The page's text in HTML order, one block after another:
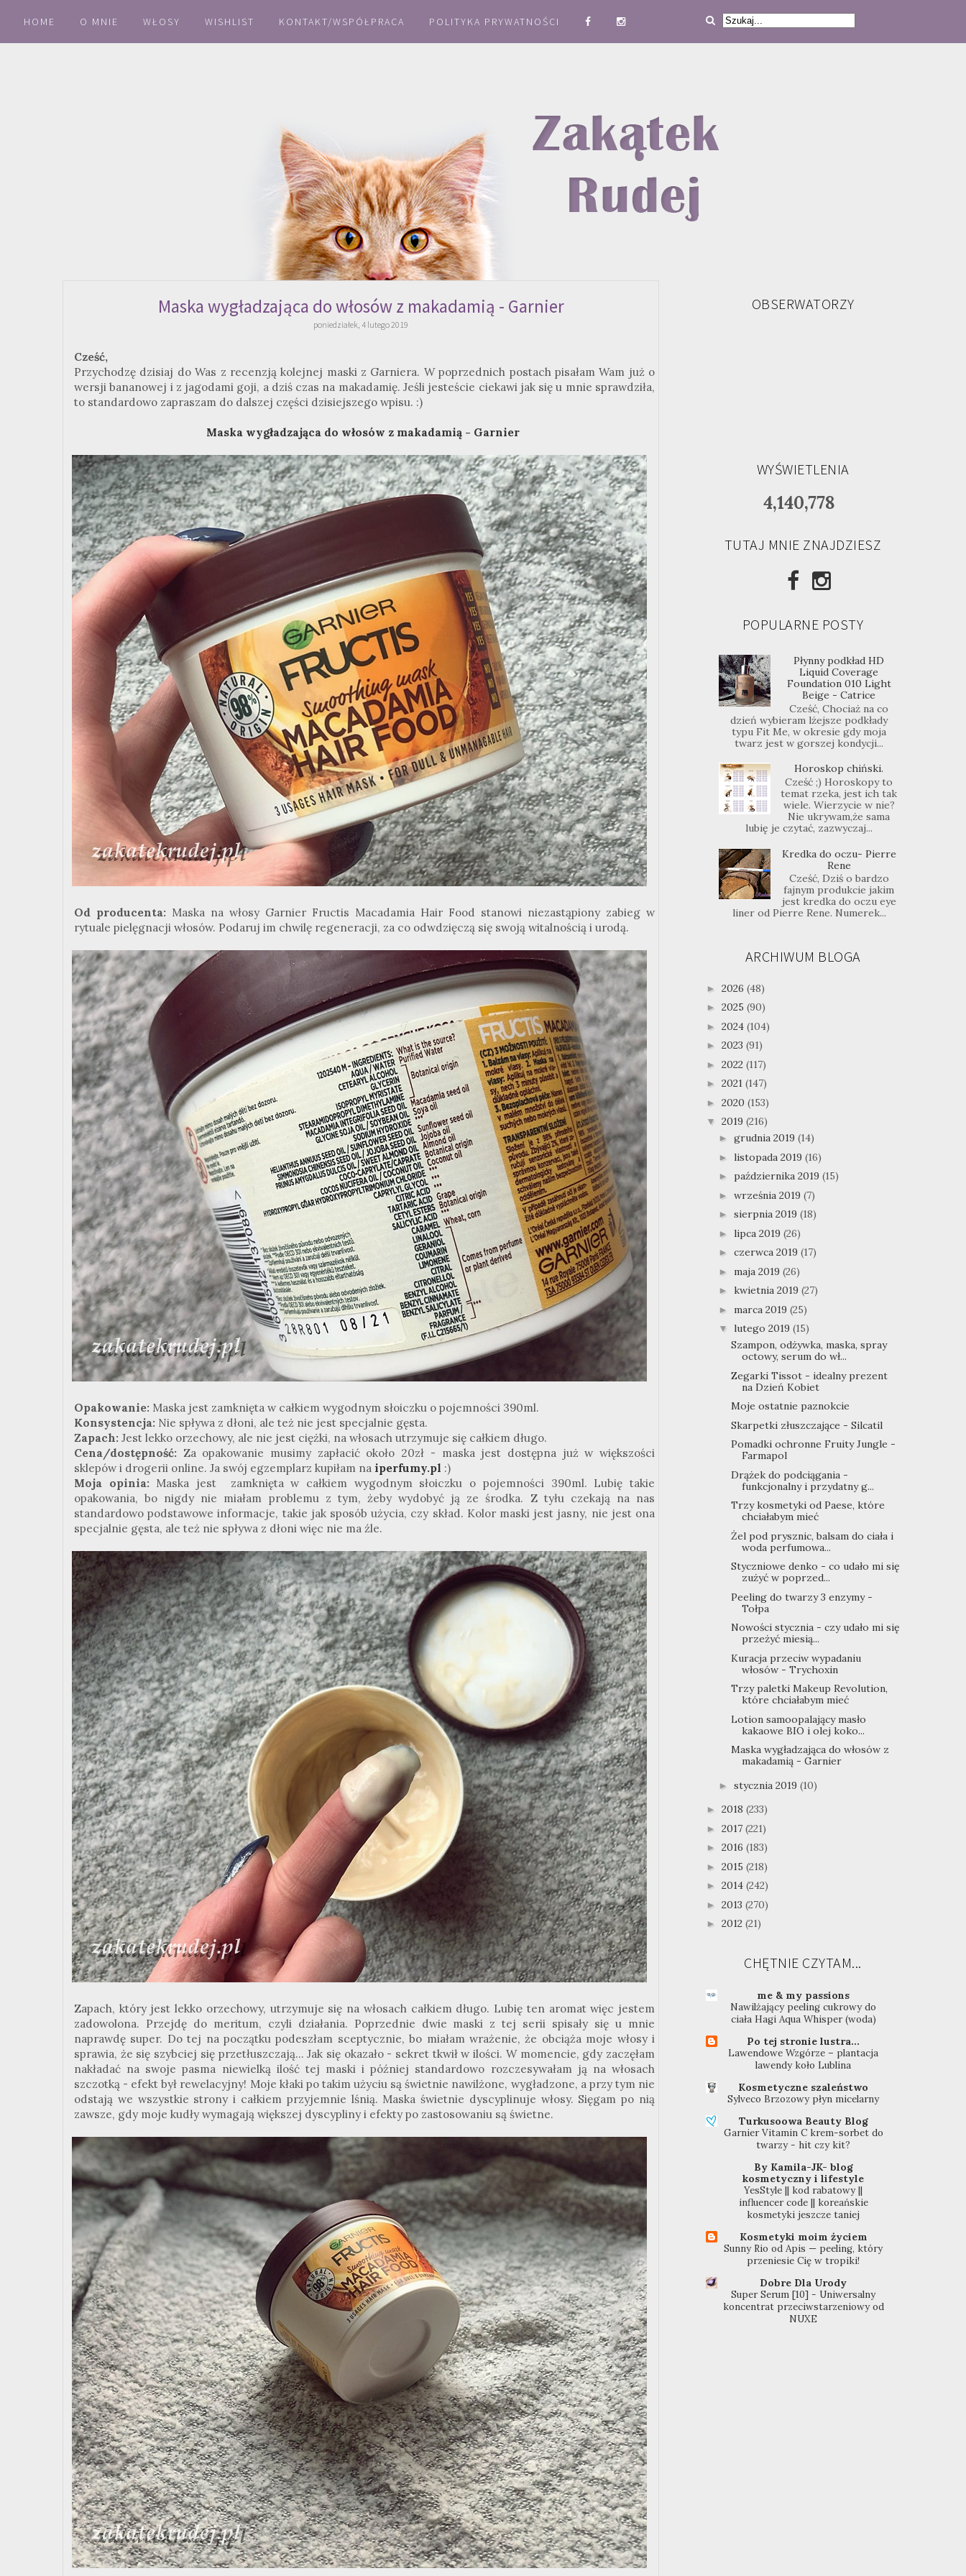
HOME O MNIE WŁOSY WISHLIST KONTAKT/WSPÓŁPRACA POLITYKA PRYWATNOŚCI
Maska wygładzająca do włosów z makadamią - Garnier
poniedziałek, 4 lutego 2019
Cześć,
Przychodzę dzisiaj do Was z recenzją kolejnej maski z Garniera. W poprzednich postach pisałam Wam już o
wersji bananowej i z jagodami goji, a dziś czas na makadamię. Jeśli jesteście ciekawi jak się u mnie sprawdziła,
to standardowo zapraszam do dalszej części dzisiejszego wpisu. :)
Maska wygładzająca do włosów z makadamią - Garnier
Od producenta: Maska na włosy Garnier Fructis Macadamia Hair Food stanowi niezastąpiony zabieg w
rytuale pielęgnacji włosów. Podaruj im chwilę regeneracji, za co odwdzięczą się swoją witalnością i urodą.
Opakowanie: Maska jest zamknięta w całkiem wygodnym słoiczku o pojemności 390ml.
Konsystencja: Nie spływa z dłoni, ale też nie jest specjalnie gęsta.
Zapach: Jest lekko orzechowy, ale nie jest ciężki, na włosach utrzymuje się całkiem długo.
Cena/dostępność: Za opakowanie musimy zapłacić około 20zł - maska jest dostępna już w większości
sklepów i drogerii online. Ja swój egzemplarz kupiłam na iperfumy.pl :)
Moja opinia: Maska jest zamknięta w całkiem wygodnym słoiczku o pojemności 390ml. Lubię takie
opakowania, bo nigdy nie miałam problemu z tym, żeby wydobyć ją ze środka. Z tyłu czekają na nas
standardowo podstawowe informacje, takie jak sposób użycia, czy skład. Kolor maski jest jasny, nie jest ona
specjalnie gęsta, ale też nie spływa z dłoni więc nie ma źle.
Zapach, który jest lekko orzechowy, utrzymuje się na włosach całkiem długo. Lubię ten aromat więc jestem
zadowolona. Przejdę do meritum, czyli działania. Poprzednie dwie maski z tej serii spisały się u mnie
naprawdę super. Do tej na początku podeszłam sceptycznie, bo miałam wrażenie, że obciąża moje włosy i
sprawia, że się szybciej się przetłuszczają... Jak się okazało - sekret tkwił w ilości. W momencie, gdy zaczęłam
nakładać na swoje pasma niewielką ilość tej maski i później standardowo rozczesywałam ją na włosach
szczotką - efekt był rewelacyjny! Moje kłaki po takim użyciu są świetnie nawilżone, wygładzone, a przy tym nie
odstają we wszystkie strony i całkiem przyjemnie lśnią. Maska świetnie dyscyplinuje włosy. Sięgam po nią
zawsze, gdy moje kudły wymagają większej dyscypliny i efekty po zastosowaniu są świetne.
OBSERWATORZY
WYŚWIETLENIA
4,140,778
TUTAJ MNIE ZNAJDZIESZ
POPULARNE POSTY
Płynny podkład HD
Liquid Coverage
Foundation 010 Light
Beige - Catrice
Cześć, Chociaż na co
dzień wybieram lżejsze podkłady
typu Fit Me, w okresie gdy moja
twarz jest w gorszej kondycji...
Horoskop chiński.
Cześć ;) Horoskopy to
temat rzeka, jest ich tak
wiele. Wierzycie w nie?
Nie ukrywam,że sama
lubię je czytać, zazwyczaj...
Kredka do oczu- Pierre
Rene
Cześć, Dziś o bardzo
fajnym produkcie jakim
jest kredka do oczu eye
liner od Pierre Rene. Numerek...
ARCHIWUM BLOGA
► 2026 (48)
► 2025 (90)
► 2024 (104)
► 2023 (91)
► 2022 (117)
► 2021 (147)
► 2020 (153)
▼ 2019 (216)
► grudnia 2019 (14)
► listopada 2019 (16)
► października 2019 (15)
► września 2019 (7)
► sierpnia 2019 (18)
► lipca 2019 (26)
► czerwca 2019 (17)
► maja 2019 (26)
► kwietnia 2019 (27)
► marca 2019 (25)
▼ lutego 2019 (15)
Szampon, odżywka, maska, spray
octowy, serum do wł...
Zegarki Tissot - idealny prezent
na Dzień Kobiet
Moje ostatnie paznokcie
Skarpetki złuszczające - Silcatil
Pomadki ochronne Fruity Jungle -
Farmapol
Drążek do podciągania -
funkcjonalny i przydatny g...
Trzy kosmetyki od Paese, które
chciałabym mieć
Żel pod prysznic, balsam do ciała i
woda perfumowa...
Styczniowe denko - co udało mi się
zużyć w poprzed...
Peeling do twarzy 3 enzymy -
Tołpa
Nowości stycznia - czy udało mi się
przeżyć miesią...
Kuracja przeciw wypadaniu
włosów - Trychoxin
Trzy paletki Makeup Revolution,
które chciałabym mieć
Lotion samoopalający masło
kakaowe BIO i olej koko...
Maska wygładzająca do włosów z
makadamią - Garnier
► stycznia 2019 (10)
► 2018 (233)
► 2017 (221)
► 2016 (183)
► 2015 (218)
► 2014 (242)
► 2013 (270)
► 2012 (21)
CHĘTNIE CZYTAM...
me & my passions
Nawilżający peeling cukrowy do
ciała Hagi Aqua Whisper (woda)
Po tej stronie lustra...
Lawendowe Wzgórze – plantacja
lawendy koło Lublina
Kosmetyczne szaleństwo
Sylveco Brzozowy płyn micelarny
Turkusoowa Beauty Blog
Garnier Vitamin C krem-sorbet do
twarzy - hit czy kit?
By Kamila-JK- blog
kosmetyczny i lifestyle
YesStyle || kod rabatowy ||
influencer code || koreańskie
kosmetyki jeszcze taniej
Kosmetyki moim życiem
Sunny Rio od Apis — peeling, który
przeniesie Cię w tropiki!
Dobre Dla Urody
Super Serum [10] - Uniwersalny
koncentrat przeciwstarzeniowy od
NUXE